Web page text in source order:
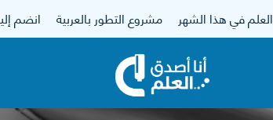
العلم في هذا الشهر مشروع التطور بالعربية انضم